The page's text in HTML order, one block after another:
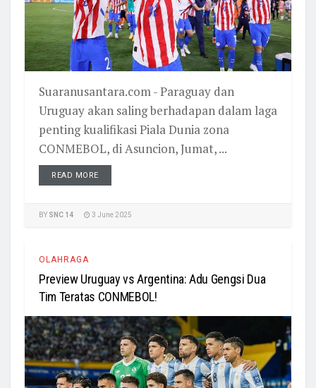
Suaranusantara.com - Paraguay dan
Uruguay akan saling berhadapan dalam laga
penting kualifikasi Piala Dunia zona
CONMEBOL, di Asuncion, Jumat, ...
READ MORE
BY SNC 14 3 June 2025
OLAHRAGA
Preview Uruguay vs Argentina: Adu Gengsi Dua
Tim Teratas CONMEBOL!